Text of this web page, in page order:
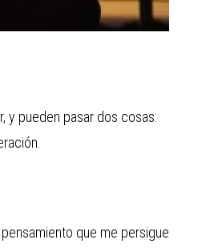
y pueden pasar dos cosas:
que me persigue